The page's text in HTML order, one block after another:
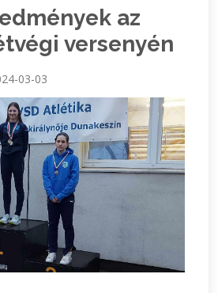
az
versenyén
03-03